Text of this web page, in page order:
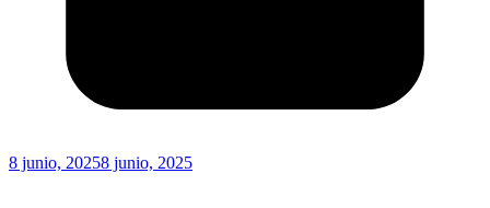
8 junio, 20258 junio, 2025